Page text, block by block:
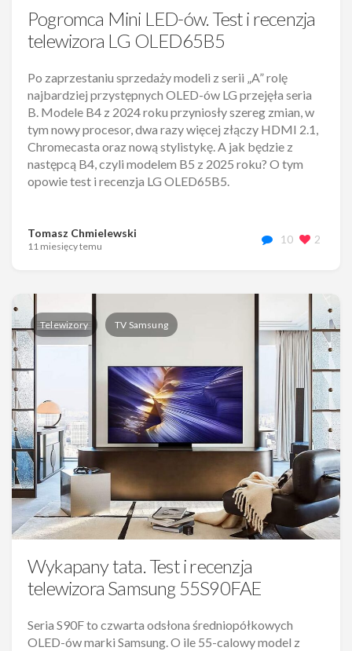
Pogromca Mini LED-ów. Test i recenzja
telewizora LG OLED65B5
Po zaprzestaniu sprzedaży modeli z serii „A” rolę
najbardziej przystępnych OLED-ów LG przejęła seria
B. Modele B4 z 2024 roku przyniosły szereg zmian, w
tym nowy procesor, dwa razy więcej złączy HDMI 2.1,
Chromecasta oraz nową stylistykę. A jak będzie z
następcą B4, czyli modelem B5 z 2025 roku? O tym
opowie test i recenzja LG OLED65B5.
Tomasz Chmielewski
11 miesięcy temu
10 2
Telewizory TV Samsung
Wykapany tata. Test i recenzja
telewizora Samsung 55S90FAE
Seria S90F to czwarta odsłona średniopółkowych
OLED-ów marki Samsung. O ile 55-calowy model z